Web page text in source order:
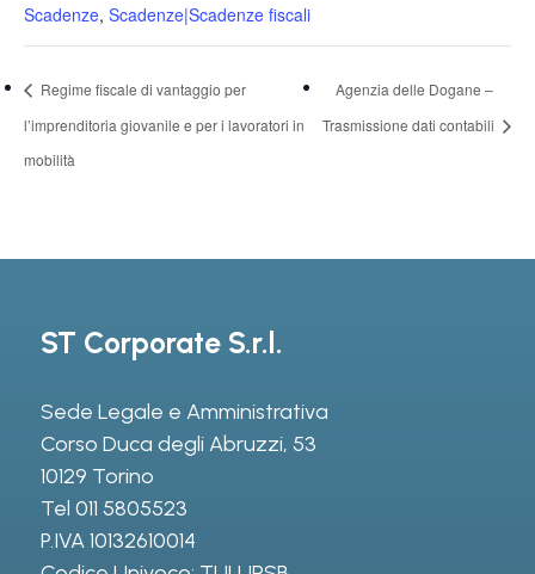
Scadenze, Scadenze|Scadenze fiscali
Regime fiscale di vantaggio per
l’imprenditoria giovanile e per i lavoratori in
mobilità
Agenzia delle Dogane –
Trasmissione dati contabili
ST Corporate S.r.l.
Sede Legale e Amministrativa
Corso Duca degli Abruzzi, 53
10129 Torino
Tel 011 5805523
P.IVA 10132610014